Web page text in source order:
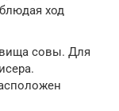
ход
совы. Для